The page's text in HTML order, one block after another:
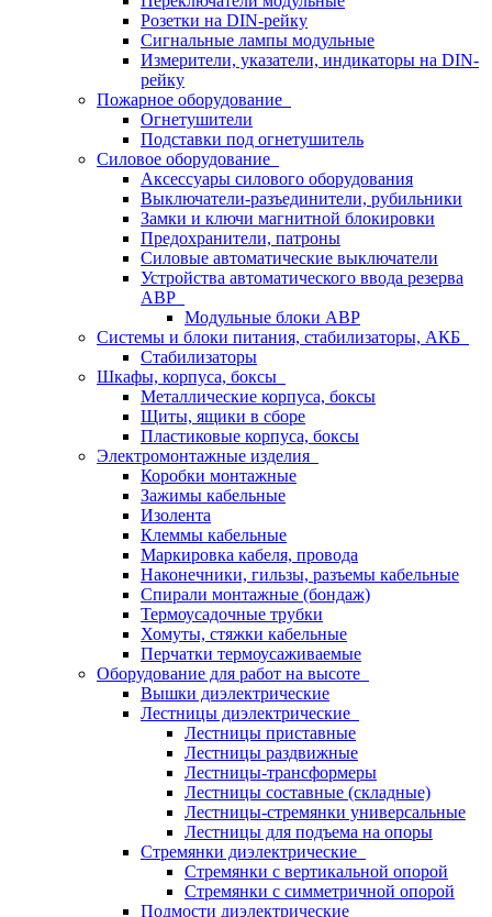
Розетки на DIN-рейку
Сигнальные лампы модульные
Измерители, указатели, индикаторы на DIN-
рейку
Пожарное оборудование
Огнетушители
Подставки под огнетушитель
Силовое оборудование
Аксессуары силового оборудования
Выключатели-разъединители, рубильники
Замки и ключи магнитной блокировки
Предохранители, патроны
Силовые автоматические выключатели
Устройства автоматического ввода резерва
АВР
Модульные блоки АВР
Системы и блоки питания, стабилизаторы, АКБ
Стабилизаторы
Шкафы, корпуса, боксы
Металлические корпуса, боксы
Щиты, ящики в сборе
Пластиковые корпуса, боксы
Электромонтажные изделия
Коробки монтажные
Зажимы кабельные
Изолента
Клеммы кабельные
Маркировка кабеля, провода
Наконечники, гильзы, разъемы кабельные
Спирали монтажные (бондаж)
Термоусадочные трубки
Хомуты, стяжки кабельные
Перчатки термоусаживаемые
Оборудование для работ на высоте
Вышки диэлектрические
Лестницы диэлектрические
Лестницы приставные
Лестницы раздвижные
Лестницы-трансформеры
Лестницы составные (складные)
Лестницы-стремянки универсальные
Лестницы для подъема на опоры
Стремянки диэлектрические
Стремянки с вертикальной опорой
Стремянки с симметричной опорой
Подмости диэлектрические